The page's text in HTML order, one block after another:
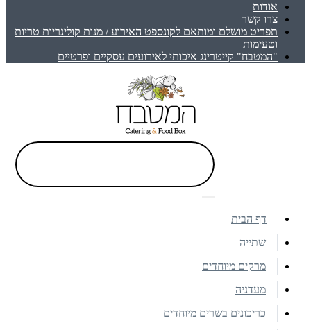
אודות
צרו קשר
תפריט מושלם ומותאם לקונספט האירוע / מנות קולינריות טריות
וטעימות
"המטבח" קייטרינג איכותי לאירועים עסקיים ופרטיים
דף הבית
שתייה
מרקים מיוחדים
מעדניה
כריכונים בשרים מיוחדים